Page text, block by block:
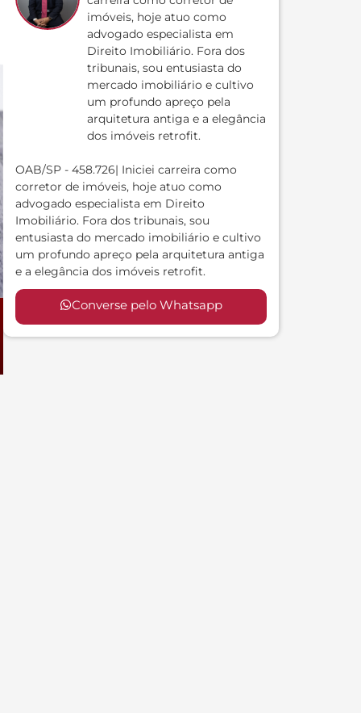
imóveis, hoje atuo como
advogado especialista em
Direito Imobiliário. Fora dos
tribunais, sou entusiasta do
mercado imobiliário e cultivo
um profundo apreço pela
arquitetura antiga e a elegância
dos imóveis retrofit.
OAB/SP - 458.726| Iniciei carreira como
corretor de imóveis, hoje atuo como
advogado especialista em Direito
Imobiliário. Fora dos tribunais, sou
entusiasta do mercado imobiliário e cultivo
um profundo apreço pela arquitetura antiga
e a elegância dos imóveis retrofit.
Converse pelo Whatsapp